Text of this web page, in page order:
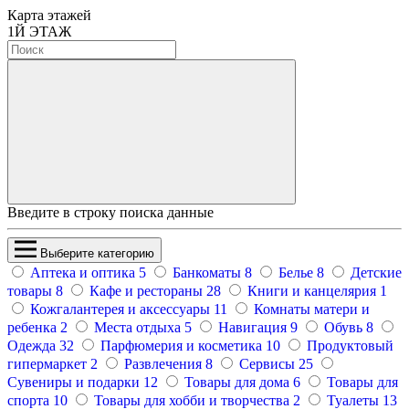
Карта этажей
1Й ЭТАЖ
Введите в строку поиска данные
Выберите категорию
Аптека и оптика 5 Банкоматы 8 Белье 8
Детские
товары 8 Кафе и рестораны 28 Книги и канцелярия 1
Кожгалантерея и аксессуары 11
Комнаты матери и
ребенка 2 Места отдыха 5 Навигация 9 Обувь 8
Одежда 32 Парфюмерия и косметика 10
Продуктовый
гипермаркет 2 Развлечения 8 Сервисы 25
Сувениры и подарки 12 Товары для дома 6
Товары для
спорта 10 Товары для хобби и творчества 2 Туалеты 13